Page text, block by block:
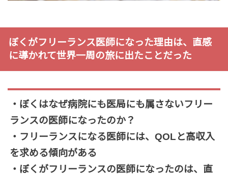
ぼくがフリーランス医師になった理由は、直感
に導かれて世界一周の旅に出たことだった
・ぼくはなぜ病院にも医局にも属さないフリー
ランスの医師になったのか？
・フリーランスになる医師には、QOLと高収入
を求める傾向がある
・ぼくがフリーランスの医師になったのは、直